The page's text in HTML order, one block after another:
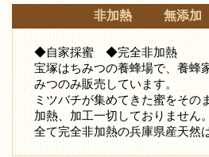
非加熱 無添加
◆自家採蜜 ◆完全非加熱
宝塚はちみつの養蜂場で、養蜂
みつのみ販売しています。
ミツバチが集めてきた蜜をその
加熱、加工一切しておりません
全て完全非加熱の兵庫県産天然